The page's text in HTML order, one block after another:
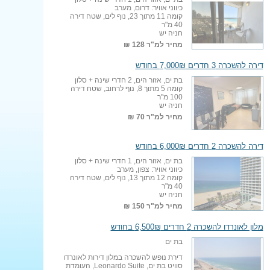
כיווני אוויר: דרום, מערב
קומה 11 מתוך 23, נוף לים, שטח דירה
40 מ"ר
חניה יש
מחיר למ"ר128 ₪
דירה להשכרה 3 חדרים 7,000₪ בחודש
בת ים, אזור הים, 2 חדרי שינה + סלון
קומה 5 מתוך 8, נוף לרחוב, שטח דירה
100 מ"ר
חניה יש
מחיר למ"ר 70 ₪
דירה להשכרה 2 חדרים 6,000₪ בחודש
בת ים, אזור הים, 1 חדרי שינה + סלון
כיווני אוויר: צפון, מערב
קומה 12 מתוך 13, נוף לים, שטח דירה
40 מ"ר
חניה יש
מחיר למ"ר 150 ₪
מלון לאונרדו להשכרה 2 חדרים 6,500₪ בחודש
בת ים
דירת נופש להשכרה במלון דירות לאונרדו
סוויט בת ים, Leonardo Suite, העומדת